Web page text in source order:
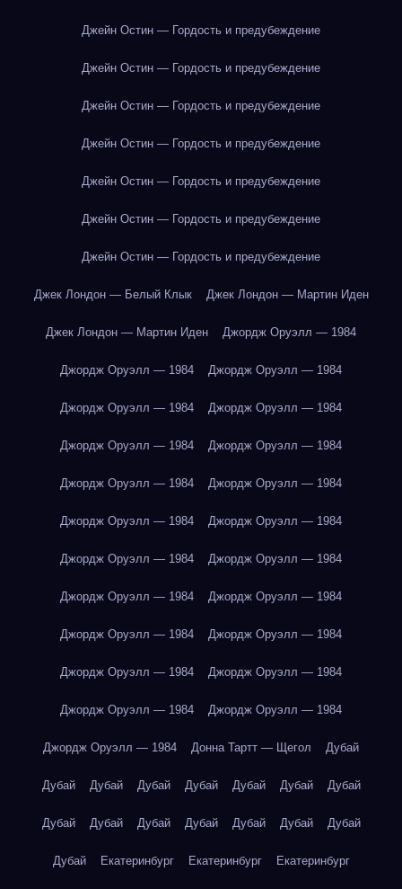
Джейн Остин — Гордость и предубеждение
Джейн Остин — Гордость и предубеждение
Джейн Остин — Гордость и предубеждение
Джейн Остин — Гордость и предубеждение
Джейн Остин — Гордость и предубеждение
Джейн Остин — Гордость и предубеждение
Джейн Остин — Гордость и предубеждение
Джек Лондон — Белый Клык Джек Лондон — Мартин Иден
Джек Лондон — Мартин Иден Джордж Оруэлл — 1984
Джордж Оруэлл — 1984 Джордж Оруэлл — 1984
Джордж Оруэлл — 1984 Джордж Оруэлл — 1984
Джордж Оруэлл — 1984 Джордж Оруэлл — 1984
Джордж Оруэлл — 1984 Джордж Оруэлл — 1984
Джордж Оруэлл — 1984 Джордж Оруэлл — 1984
Джордж Оруэлл — 1984 Джордж Оруэлл — 1984
Джордж Оруэлл — 1984 Джордж Оруэлл — 1984
Джордж Оруэлл — 1984 Джордж Оруэлл — 1984
Джордж Оруэлл — 1984 Джордж Оруэлл — 1984
Джордж Оруэлл — 1984 Джордж Оруэлл — 1984
Джордж Оруэлл — 1984 Донна Тартт — Щегол Дубай
Дубай Дубай Дубай Дубай Дубай Дубай Дубай
Дубай Дубай Дубай Дубай Дубай Дубай Дубай
Дубай Екатеринбург Екатеринбург Екатеринбург